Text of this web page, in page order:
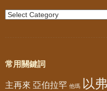
常用關鍵詞
主再來 亞伯拉罕 他瑪 以